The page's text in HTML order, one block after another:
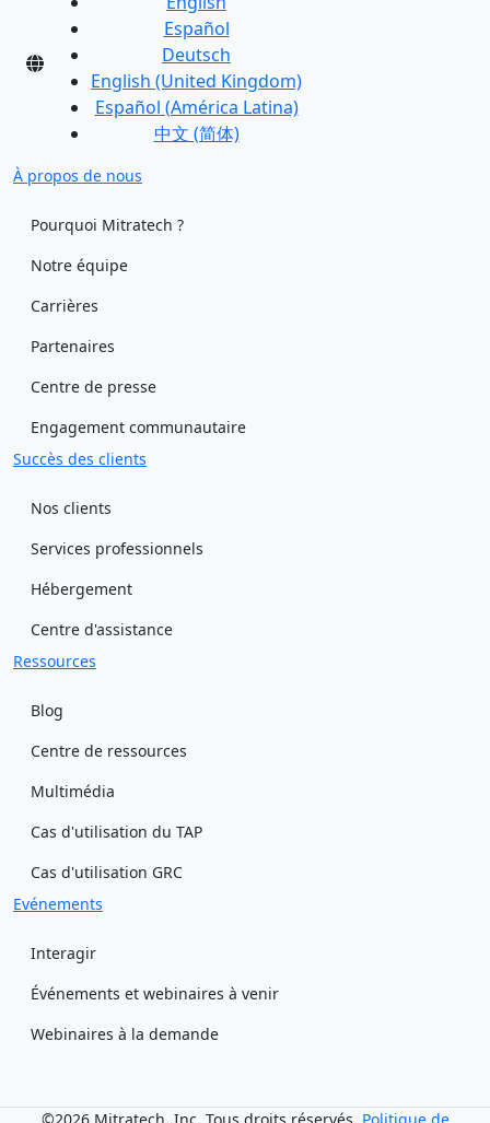
Español
Deutsch
English (United Kingdom)
Español (América Latina)
中文 (简体)
À propos de nous
Pourquoi Mitratech ?
Notre équipe
Carrières
Partenaires
Centre de presse
Engagement communautaire
Succès des clients
Nos clients
Services professionnels
Hébergement
Centre d'assistance
Ressources
Blog
Centre de ressources
Multimédia
Cas d'utilisation du TAP
Cas d'utilisation GRC
Evénements
Interagir
Événements et webinaires à venir
Webinaires à la demande